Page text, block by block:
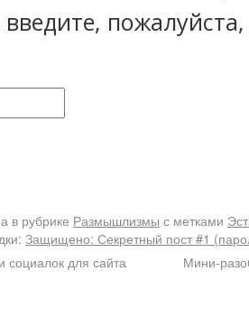
в рубрике Размышлизмы с метками
Защищено: Секретный пост #1
социалок для сайта Мини-